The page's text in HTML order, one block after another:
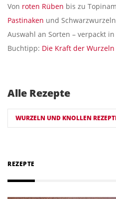
Von roten Rüben bis zu
Pastinaken und
Auswahl an Sorten – verpackt
Buchtipp: Die Kraft der Wurzeln
Alle Rezepte
WURZELN UND KNOLLEN
REZEPTE